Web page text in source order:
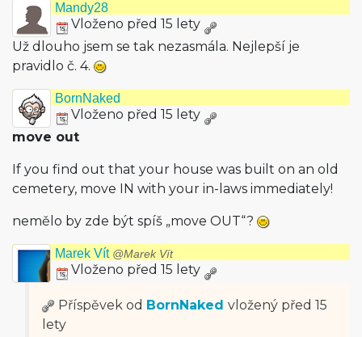
Mandy28
Vloženo před 15 lety
Už dlouho jsem se tak nezasmála. Nejlepší je
pravidlo č. 4.
BornNaked
Vloženo před 15 lety
move out
If you find out that your house was built on an old
cemetery, move IN with your in-laws immediately!
nemělo by zde být spíš „move OUT“?
Marek Vít @Marek Vít
Vloženo před 15 lety
Příspěvek od BornNaked vložený před 15
lety